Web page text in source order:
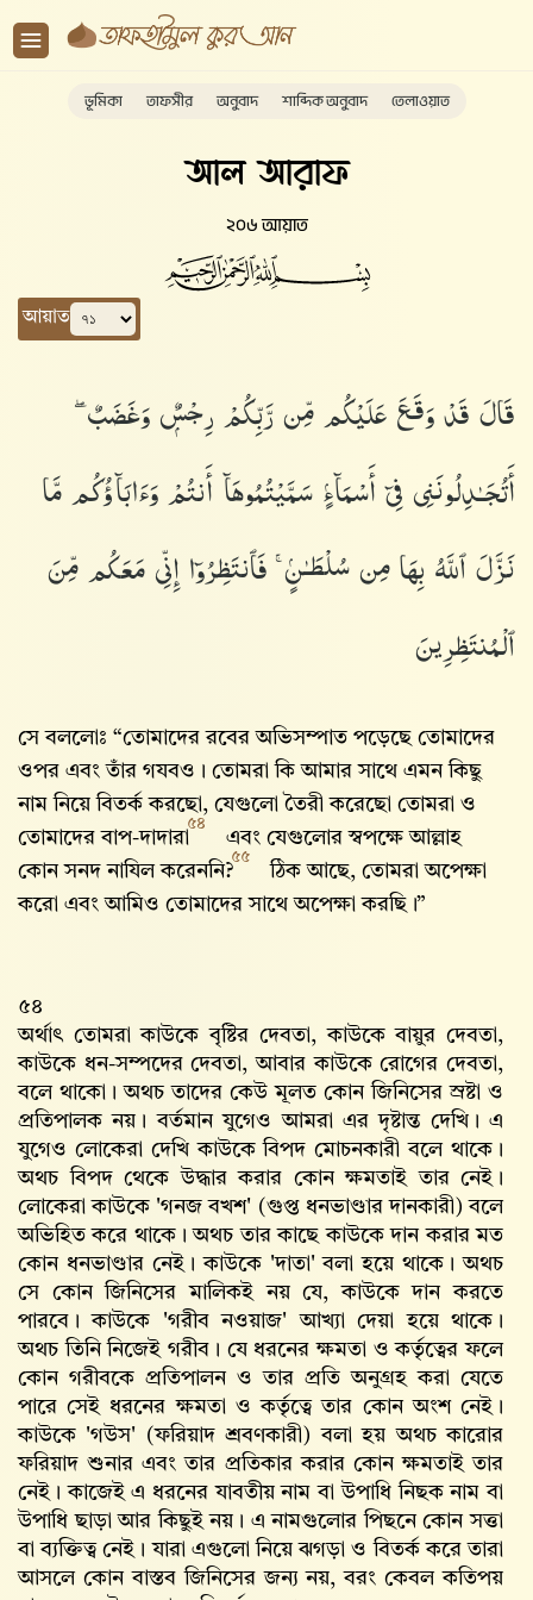
ভূমিকা তাফসীর অনুবাদ শাব্দিক অনুবাদ তেলাওয়াত
আল আরাফ
২০৬ আয়াত
আয়াত
قَالَ قَدْ وَقَعَ عَلَيْكُم مِّن رَّبِّكُمْ رِجْسٌۭ وَغَضَبٌ ۖ
أَتُجَـٰدِلُونَنِى فِىٓ أَسْمَآءٍۢ سَمَّيْتُمُوهَآ أَنتُمْ وَءَابَآؤُكُم مَّا
نَزَّلَ ٱللَّهُ بِهَا مِن سُلْطَـٰنٍۢ ۚ فَٱنتَظِرُوٓا۟ إِنِّى مَعَكُم مِّنَ
ٱلْمُنتَظِرِينَ
সে বললোঃ “তোমাদের রবের অভিসম্পাত পড়েছে তোমাদের
ওপর এবং তাঁর গযবও। তোমরা কি আমার সাথে এমন কিছু
নাম নিয়ে বিতর্ক করছো, যেগুলো তৈরী করেছো তোমরা ও
তোমাদের বাপ-দাদারা
৫৪
এবং যেগুলোর স্বপক্ষে আল্লাহ‌
কোন সনদ নাযিল করেননি?
৫৫
ঠিক আছে, তোমরা অপেক্ষা
করো এবং আমিও তোমাদের সাথে অপেক্ষা করছি।”
৫৪
অর্থাৎ তোমরা কাউকে বৃষ্টির দেবতা, কাউকে বায়ুর দেবতা,
কাউকে ধন-সম্পদের দেবতা, আবার কাউকে রোগের দেবতা,
বলে থাকো। অথচ তাদের কেউ মূলত কোন জিনিসের স্রষ্টা ও
প্রতিপালক নয়। বর্তমান যুগেও আমরা এর দৃষ্টান্ত দেখি। এ
যুগেও লোকেরা দেখি কাউকে বিপদ মোচনকারী বলে থাকে।
অথচ বিপদ থেকে উদ্ধার করার কোন ক্ষমতাই তার নেই।
লোকেরা কাউকে 'গনজ বখশ' (গুপ্ত ধনভাণ্ডার দানকারী) বলে
অভিহিত করে থাকে। অথচ তার কাছে কাউকে দান করার মত
কোন ধনভাণ্ডার নেই। কাউকে 'দাতা' বলা হয়ে থাকে। অথচ
সে কোন জিনিসের মালিকই নয় যে, কাউকে দান করতে
পারবে। কাউকে 'গরীব নওয়াজ' আখ্যা দেয়া হয়ে থাকে।
অথচ তিনি নিজেই গরীব। যে ধরনের ক্ষমতা ও কর্তৃত্বের ফলে
কোন গরীবকে প্রতিপালন ও তার প্রতি অনুগ্রহ করা যেতে
পারে সেই ধরনের ক্ষমতা ও কর্তৃত্বে তার কোন অংশ নেই।
কাউকে 'গউস' (ফরিয়াদ শ্রবণকারী) বলা হয় অথচ কারোর
ফরিয়াদ শুনার এবং তার প্রতিকার করার কোন ক্ষমতাই তার
নেই। কাজেই এ ধরনের যাবতীয় নাম বা উপাধি নিছক নাম বা
উপাধি ছাড়া আর কিছুই নয়। এ নামগুলোর পিছনে কোন সত্তা
বা ব্যক্তিত্ব নেই। যারা এগুলো নিয়ে ঝগড়া ও বিতর্ক করে তারা
আসলে কোন বাস্তব জিনিসের জন্য নয়, বরং কেবল কতিপয়